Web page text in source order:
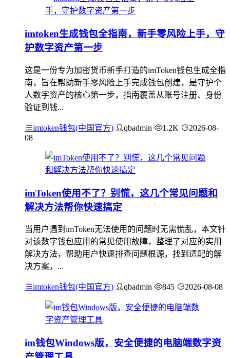
imtoken生成钱包全指南，新手零风险上手，守
护数字资产第一步
这是一份专为加密货币新手打造的imToken钱包生成全指
南，旨在帮助新手零风险上手完成钱包创建，是守护个
人数字资产的核心第一步，指南覆盖从账号注册、身份
验证到钱...
imtoken钱包(中国官方) qbadmin 1.2K
2026-08-
08
imToken使用不了？别慌，这几个常见问题和
解决方法帮你快速搞定
当用户遇到imToken无法使用的问题时无需慌乱，本文针
对该数字钱包应用的常见使用故障，整理了对应的实用
解决方法，帮助用户快速排查问题根源，找到适配的解
决方案，...
imtoken钱包(中国官方) qbadmin 845 2026-08-08
im钱包Windows版，安全便捷的电脑端数字资